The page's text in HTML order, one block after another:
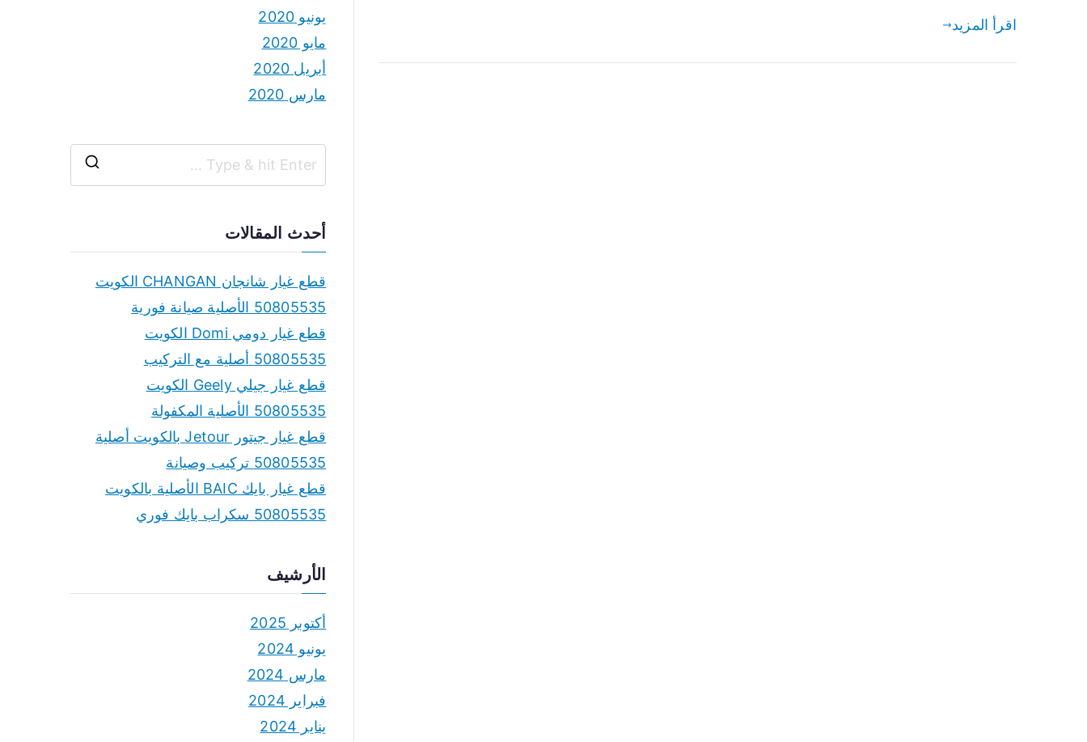
اقرأ المزيد
يونيو 2020
مايو 2020
أبريل 2020
مارس 2020
r
أحدث المقالات
قطع غيار شانجان CHANGAN الكويت
50805535 الأصلية صيانة فورية
قطع غيار دومي Domi الكويت
50805535 أصلية مع التركيب
قطع غيار جيلي Geely الكويت
50805535 الأصلية المكفولة
قطع غيار جيتور Jetour بالكويت أصلية
50805535 تركيب وصيانة
قطع غيار بايك BAIC الأصلية بالكويت
50805535 سكراب بايك فوري
الأرشيف
أكتوبر 2025
يونيو 2024
مارس 2024
فبراير 2024
يناير 2024